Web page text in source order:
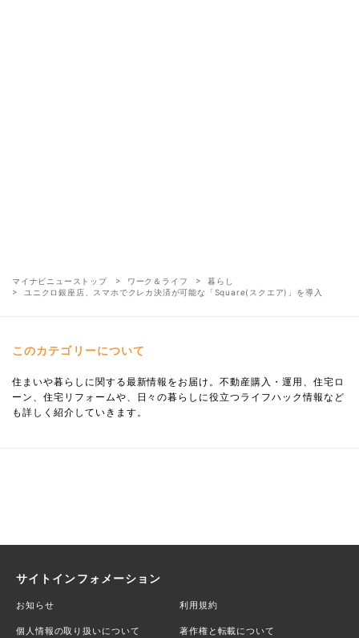
マイナビニューストップ ワーク＆ライフ
暮らし
ユニクロ銀座店、スマホでクレカ決済が可能な「Square(スクエア)」を導入
このカテゴリーについて
住まいや暮らしに関する最新情報をお届け。不動産購入・運用、住宅ロ
ーン、住宅リフォームや、日々の暮らしに役立つライフハック情報など
も詳しく紹介していきます。
サイトインフォメーション
お知らせ 利用規約
個人情報の取り扱いについて 著作権と転載について